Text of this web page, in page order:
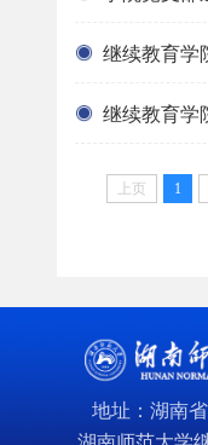
上页 1
地址：湖南